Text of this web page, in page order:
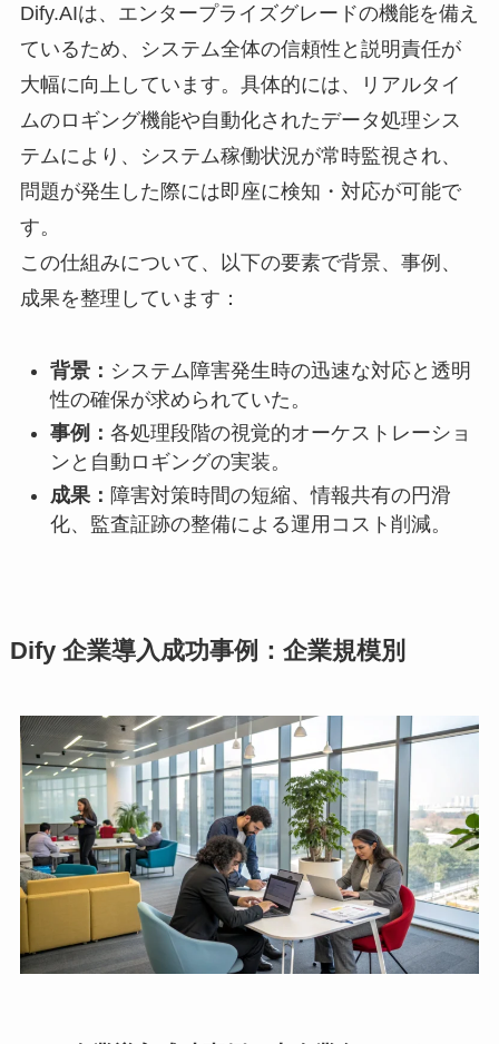
Dify.AIは、エンタープライズグレードの機能を備え
ているため、システム全体の信頼性と説明責任が
大幅に向上しています。具体的には、リアルタイ
ムのロギング機能や自動化されたデータ処理シス
テムにより、システム稼働状況が常時監視され、
問題が発生した際には即座に検知・対応が可能で
す。
この仕組みについて、以下の要素で背景、事例、
成果を整理しています：
背景： システム障害発生時の迅速な対応と透明
性の確保が求められていた。
事例： 各処理段階の視覚的オーケストレーショ
ンと自動ロギングの実装。
成果： 障害対策時間の短縮、情報共有の円滑
化、監査証跡の整備による運用コスト削減。
Dify 企業導入成功事例：企業規模別